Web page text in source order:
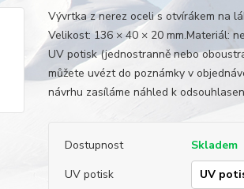
Vývrtka z nerez oceli s otvírákem na
Velikost: 136 × 40 × 20 mm.Materiál:
UV potisk (jednostranně nebo
můžete uvézt do poznámky v
návrhu zasíláme náhled k
Dostupnost
Skladem
UV potisk